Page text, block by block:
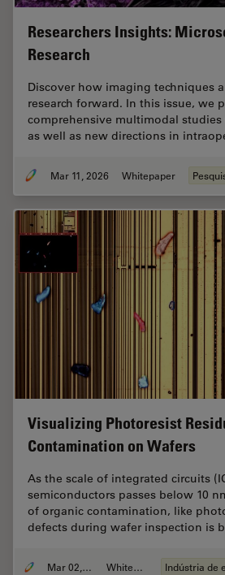
Researchers Insights:
Research
Discover how imaging techniques
research forward. In this issue, we
comprehensive multimodal studies
as well as new directions in
Mar 11, 2026 Whitepaper
Visualizing Photoresist
Contamination on Wafers
As the scale of integrated circuits
semiconductors passes below 10
of organic contamination, like
defects during wafer inspection is
Mar 02, 2026 Whitepaper